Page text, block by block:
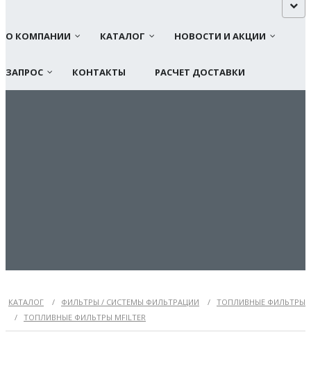
О КОМПАНИИ КАТАЛОГ НОВОСТИ И АКЦИИ
ЗАПРОС КОНТАКТЫ РАСЧЕТ ДОСТАВКИ
КАТАЛОГ / ФИЛЬТРЫ / СИСТЕМЫ ФИЛЬТРАЦИИ / ТОПЛИВНЫЕ ФИЛЬТРЫ
/ ТОПЛИВНЫЕ ФИЛЬТРЫ MFILTER